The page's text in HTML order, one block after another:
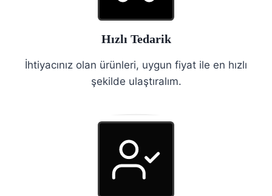
Hızlı Tedarik
İhtiyacınız olan ürünleri, uygun fiyat ile en hızlı
şekilde ulaştıralım.